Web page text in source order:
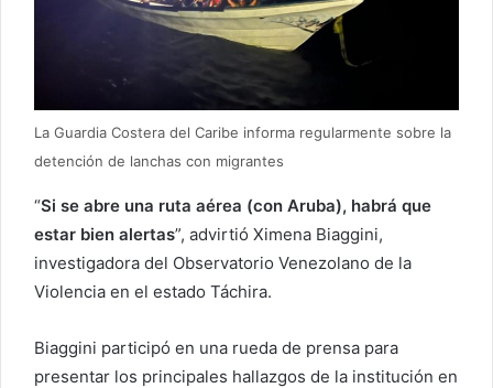
La Guardia Costera del Caribe informa regularmente sobre la
detención de lanchas con migrantes
“Si se abre una ruta aérea (con Aruba), habrá que
estar bien alertas”, advirtió Ximena Biaggini,
investigadora del Observatorio Venezolano de la
Violencia en el estado Táchira.
Biaggini participó en una rueda de prensa para
presentar los principales hallazgos de la institución en